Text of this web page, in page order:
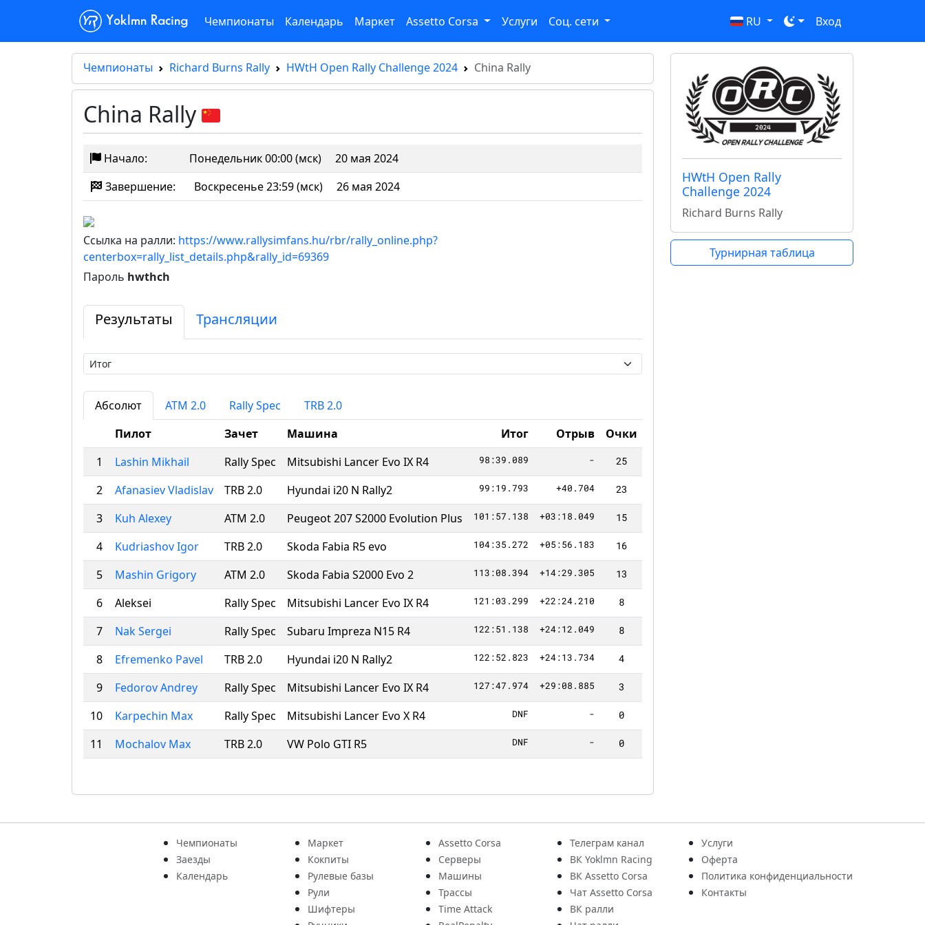
Yoklmn Racing Чемпионаты Календарь Маркет Assetto Corsa Услуги Соц. сети RU Вход
Чемпионаты Richard Burns Rally HWtH Open Rally Challenge 2024 China Rally
China Rally
Начало: Понедельник 00:00 (мск)
20 мая 2024
Завершение:
Воскресенье 23:59 (мск) 26 мая 2024
Ссылка на ралли: https://www.rallysimfans.hu/rbr/rally_online.php?
centerbox=rally_list_details.php&rally_id=69369
Пароль hwthch
Результаты Трансляции
Абсолют ATM 2.0 Rally Spec
TRB 2.0
Пилот
Зачет Машина Итог Отрыв
Очки
1
Lashin Mikhail Rally Spec Mitsubishi Lancer Evo IX R4 98:39.089 - 25
2 Afanasiev Vladislav TRB 2.0 Hyundai i20 N Rally2 99:19.793 +40.704 23
3 Kuh Alexey ATM 2.0 Peugeot 207 S2000 Evolution Plus 101:57.138 +03:18.049 15
4 Kudriashov Igor TRB 2.0 Skoda Fabia R5 evo 104:35.272 +05:56.183 16
5 Mashin Grigory ATM 2.0 Skoda Fabia S2000 Evo 2 113:08.394 +14:29.305 13
6 Aleksei Rally Spec Mitsubishi Lancer Evo IX R4 121:03.299 +22:24.210 8
7 Nak Sergei Rally Spec Subaru Impreza N15 R4 122:51.138 +24:12.049 8
8 Efremenko Pavel TRB 2.0 Hyundai i20 N Rally2 122:52.823 +24:13.734 4
9 Fedorov Andrey Rally Spec Mitsubishi Lancer Evo IX R4 127:47.974 +29:08.885 3
10 Karpechin Max Rally Spec Mitsubishi Lancer Evo X R4 DNF - 0
11 Mochalov Max TRB 2.0 VW Polo GTI R5 DNF - 0
HWtH Open Rally
Challenge 2024
Richard Burns Rally
Турнирная таблица
Чемпионаты
Заезды
Календарь
Маркет
Кокпиты
Рулевые базы
Рули
Шифтеры
Assetto Corsa
Серверы
Машины
Трассы
Time Attack
Телеграм канал
ВК Yoklmn Racing
ВК Assetto Corsa
Чат Assetto Corsa
ВК ралли
Услуги
Оферта
Политика конфиденциальности
Контакты